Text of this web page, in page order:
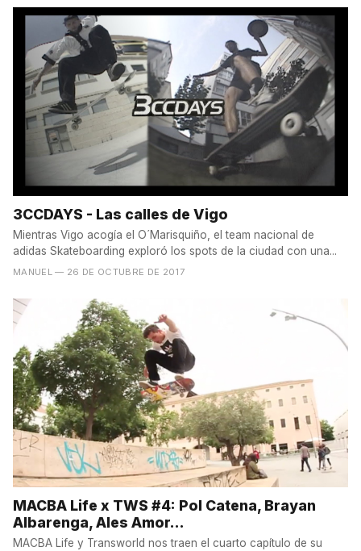
3CCDAYS - Las calles de Vigo
Mientras Vigo acogía el O´Marisquiño, el team nacional de
adidas Skateboarding exploró los spots de la ciudad con una...
MANUEL — 26 DE OCTUBRE DE 2017
MACBA Life x TWS #4: Pol Catena, Brayan
Albarenga, Ales Amor...
MACBA Life y Transworld nos traen el cuarto capítulo de su